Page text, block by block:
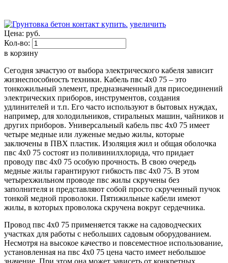
увеличить
Цена: руб.
Кол-во:
в корзину
Сегодня зачастую от выбора электрического кабеля зависит
жизнеспособность техники. Кабель пвс 4х0 75 – это
тонкожильный элемент, предназначенный для присоединений
электрических приборов, инструментов, создания
удлинителей и т.п. Его часто используют в бытовых нуждах,
например, для холодильников, стиральных машин, чайников и
других приборов. Универсальный кабель пвс 4х0 75 имеет
четыре медные или луженые медью жилы, которые
заключены в ПВХ пластик. Изоляция жил и общая оболочка
пвс 4х0 75 состоят из поливинилхлорида, что придает
проводу пвс 4х0 75 особую прочность. В свою очередь
медные жилы гарантируют гибкость пвс 4х0 75. В этом
четырехжильном проводе пвс жилы скручены без
заполнителя и представляют собой просто скрученный пучок
тонкой медной проволоки. Пятижильные кабели имеют
жилы, в которых проволока скручена вокруг сердечника.
Провод пвс 4х0 75 применяется также на садоводческих
участках для работы с небольших садовым оборудованием.
Несмотря на высокое качество и повсеместное использование,
установленная на пвс 4х0 75 цена часто имеет небольшое